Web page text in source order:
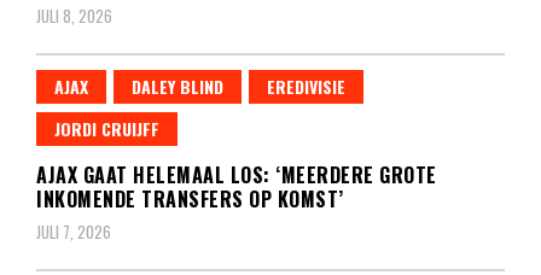
JULI 8, 2026
AJAX DALEY BLIND
EREDIVISIE
JORDI CRUIJFF
AJAX GAAT HELEMAAL LOS: ‘MEERDERE GROTE
INKOMENDE TRANSFERS OP KOMST’
JULI 7, 2026